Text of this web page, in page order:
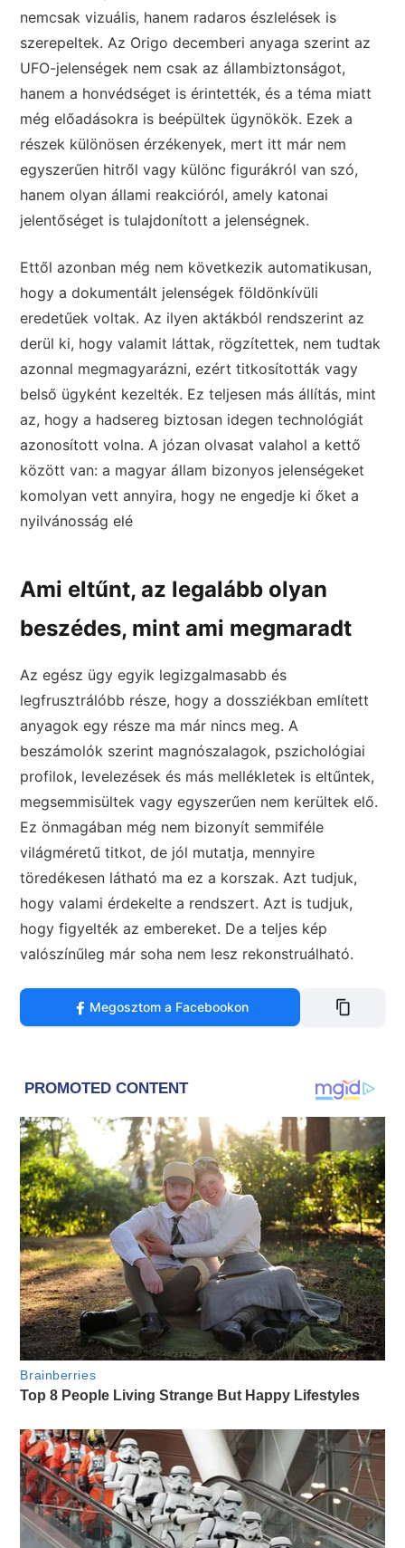
nemcsak vizuális, hanem radaros észlelések is
szerepeltek. Az Origo decemberi anyaga szerint az
UFO-jelenségek nem csak az állambiztonságot,
hanem a honvédséget is érintették, és a téma miatt
még előadásokra is beépültek ügynökök. Ezek a
részek különösen érzékenyek, mert itt már nem
egyszerűen hitről vagy különc figurákról van szó,
hanem olyan állami reakcióról, amely katonai
jelentőséget is tulajdonított a jelenségnek.
Ettől azonban még nem következik automatikusan,
hogy a dokumentált jelenségek földönkívüli
eredetűek voltak. Az ilyen aktákból rendszerint az
derül ki, hogy valamit láttak, rögzítettek, nem tudtak
azonnal megmagyarázni, ezért titkosították vagy
belső ügyként kezelték. Ez teljesen más állítás, mint
az, hogy a hadsereg biztosan idegen technológiát
azonosított volna. A józan olvasat valahol a kettő
között van: a magyar állam bizonyos jelenségeket
komolyan vett annyira, hogy ne engedje ki őket a
nyilvánosság elé
Ami eltűnt, az legalább olyan
beszédes, mint ami megmaradt
Az egész ügy egyik legizgalmasabb és
legfrusztrálóbb része, hogy a dossziékban említett
anyagok egy része ma már nincs meg. A
beszámolók szerint magnószalagok, pszichológiai
profilok, levelezések és más mellékletek is eltűntek,
megsemmisültek vagy egyszerűen nem kerültek elő.
Ez önmagában még nem bizonyít semmiféle
világméretű titkot, de jól mutatja, mennyire
töredékesen látható ma ez a korszak. Azt tudjuk,
hogy valami érdekelte a rendszert. Azt is tudjuk,
hogy figyelték az embereket. De a teljes kép
valószínűleg már soha nem lesz rekonstruálható.
Megosztom a Facebookon